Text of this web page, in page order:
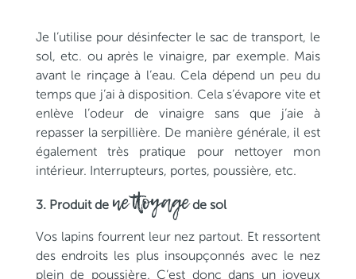
Je l’utilise pour désinfecter le sac de transport, le
sol, etc. ou après le vinaigre, par exemple. Mais
avant le rinçage à l’eau. Cela dépend un peu du
temps que j’ai à disposition. Cela s’évapore vite et
enlève l’odeur de vinaigre sans que j’aie à
repasser la serpillière. De manière générale, il est
également très pratique pour nettoyer mon
intérieur. Interrupteurs, portes, poussière, etc.
3. Produit de nettoyagede sol
Vos lapins fourrent leur nez partout. Et ressortent
des endroits les plus insoupçonnés avec le nez
plein de poussière. C’est donc dans un joyeux